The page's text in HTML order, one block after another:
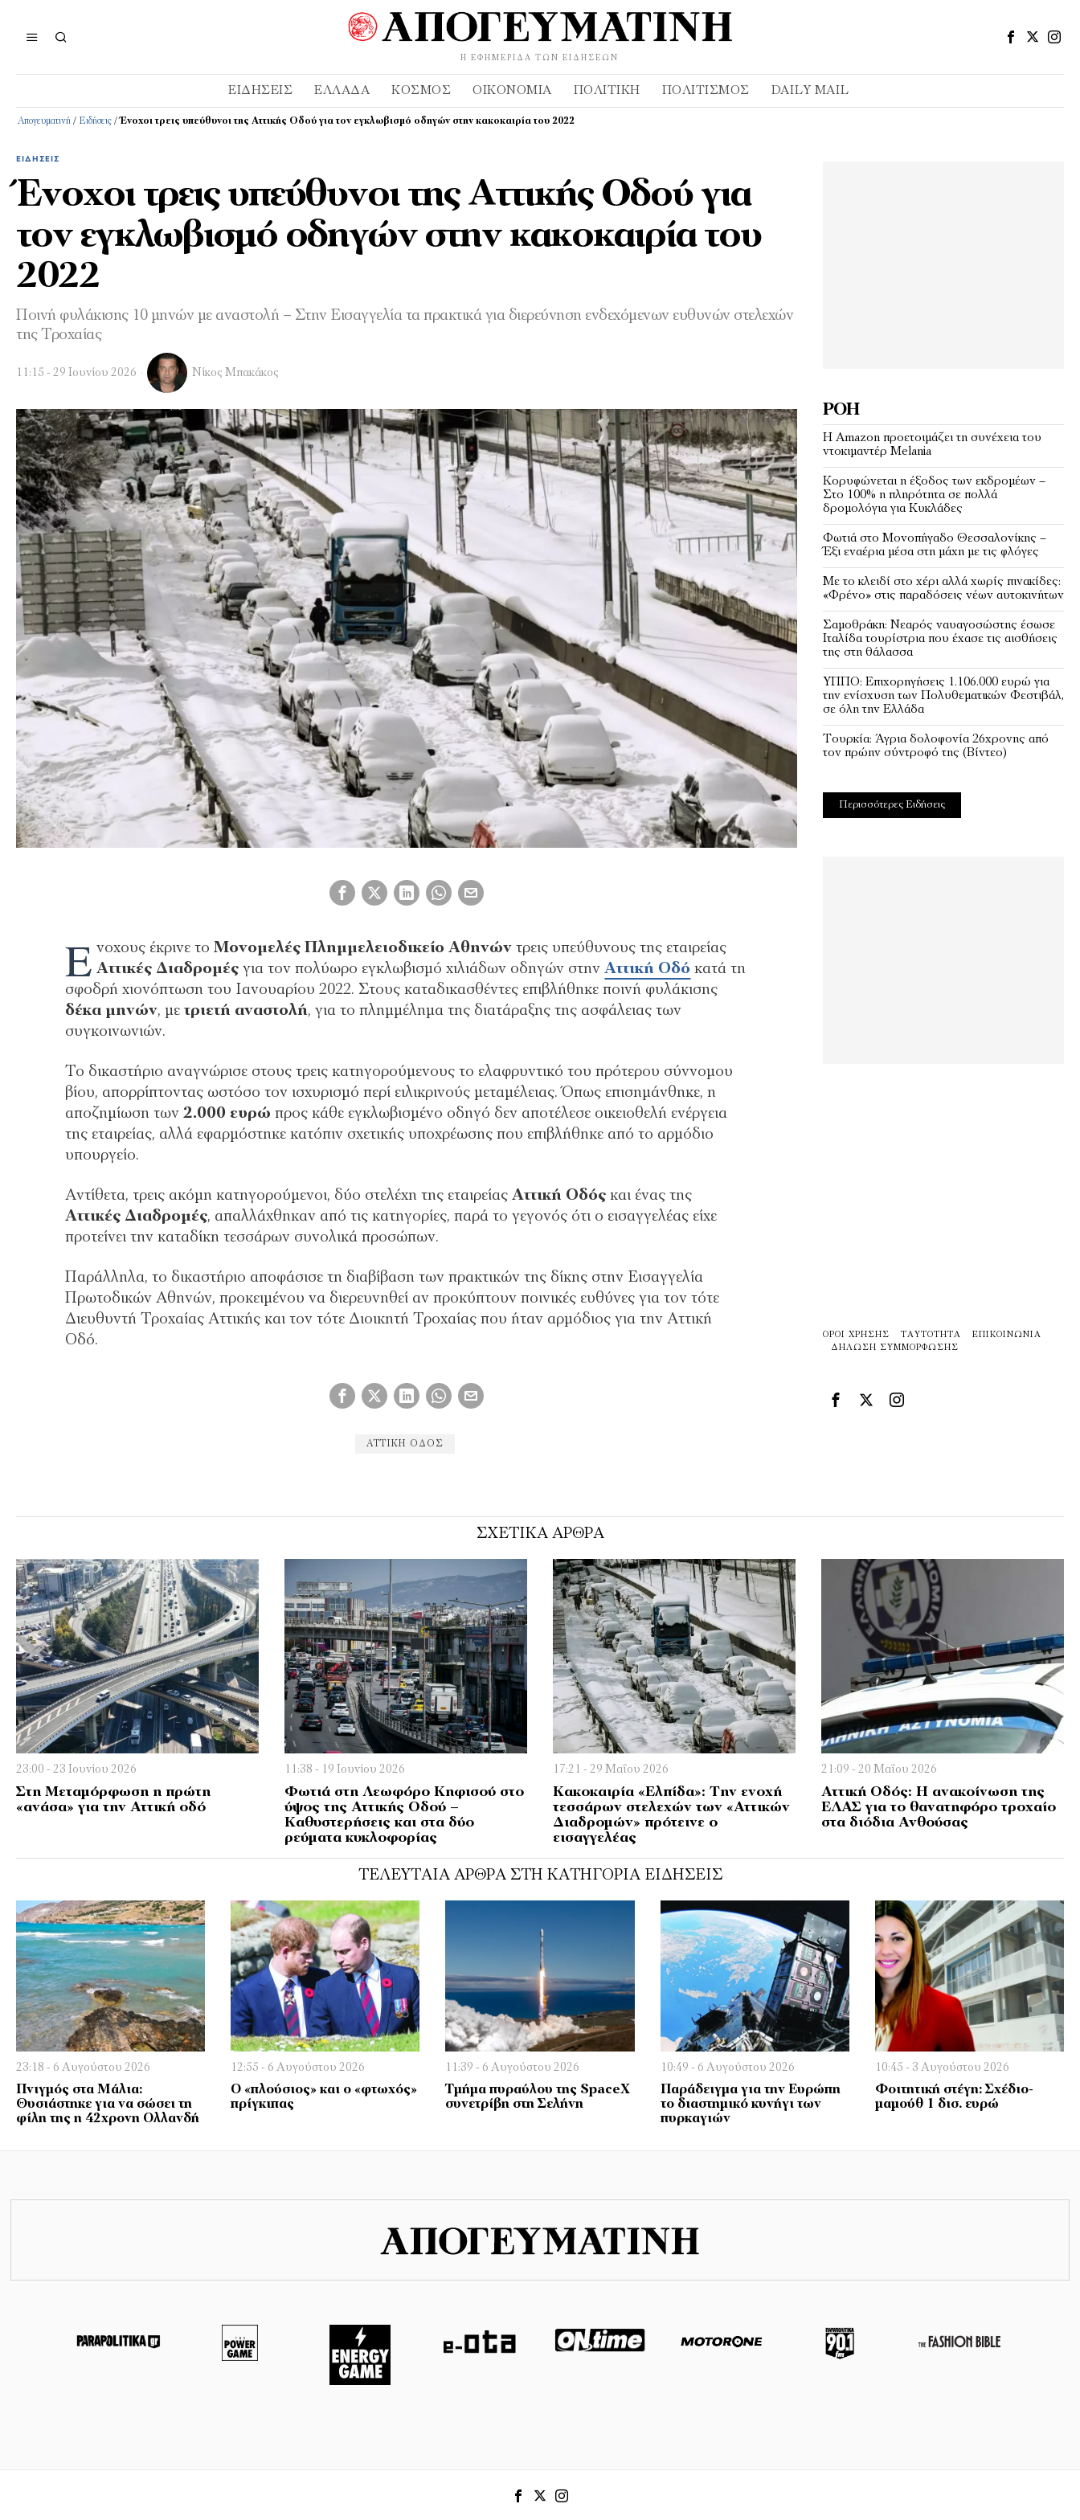
Η ΕΦΗΜΕΡΊΔΑ ΤΩΝ ΕΙΔΉΣΕΩΝ
ΕΙΔΉΣΕΙΣ ΕΛΛΆΔΑ ΚΌΣΜΟΣ ΟΙΚΟΝΟΜΊΑ ΠΟΛΙΤΙΚΉ ΠΟΛΙΤΙΣΜΌΣ DAILY MAIL
Απογευματινή / Ειδήσεις /Ένοχοι τρεις υπεύθυνοι της Αττικής Οδού για τον εγκλωβισμό οδηγών στην κακοκαιρία του 2022
ΕΙΔΉΣΕΙΣ
Ένοχοι τρεις υπεύθυνοι της Αττικής Οδού για
τον εγκλωβισμό οδηγών στην κακοκαιρία του
2022
Ποινή φυλάκισης 10 μηνών με αναστολή – Στην Εισαγγελία τα πρακτικά για διερεύνηση ενδεχόμενων ευθυνών στελεχών
της Τροχαίας
11:15 - 29 Ιουνίου 2026 Νίκος Μπακάκος
Έ νοχους έκρινε τοΜονομελές Πλημμελειοδικείο Αθηνών τρεις υπεύθυνους της εταιρείας
Αττικές Διαδρομές για τον πολύωρο εγκλωβισμό χιλιάδων οδηγών στηνΑττική Οδό κατά τη
σφοδρή χιονόπτωση του Ιανουαρίου 2022. Στους καταδικασθέντες επιβλήθηκε ποινή φυλάκισης
δέκα μηνών, μετριετή αναστολή, για το πλημμέλημα της διατάραξης της ασφάλειας των
συγκοινωνιών.
Το δικαστήριο αναγνώρισε στους τρεις κατηγορούμενους το ελαφρυντικό του πρότερου σύννομου
βίου, απορρίπτοντας ωστόσο τον ισχυρισμό περί ειλικρινούς μεταμέλειας. Όπως επισημάνθηκε, η
αποζημίωση των 2.000 ευρώ προς κάθε εγκλωβισμένο οδηγό δεν αποτέλεσε οικειοθελή ενέργεια
της εταιρείας, αλλά εφαρμόστηκε κατόπιν σχετικής υποχρέωσης που επιβλήθηκε από το αρμόδιο
υπουργείο.
Αντίθετα, τρεις ακόμη κατηγορούμενοι, δύο στελέχη της εταιρείας Αττική Οδόςκαι ένας της
Αττικές Διαδρομές, απαλλάχθηκαν από τις κατηγορίες, παρά το γεγονός ότι ο εισαγγελέας είχε
προτείνει την καταδίκη τεσσάρων συνολικά προσώπων.
Παράλληλα, το δικαστήριο αποφάσισε τη διαβίβαση των πρακτικών της δίκης στην Εισαγγελία
Πρωτοδικών Αθηνών, προκειμένου να διερευνηθεί αν προκύπτουν ποινικές ευθύνες για τον τότε
Διευθυντή Τροχαίας Αττικής και τον τότε Διοικητή Τροχαίας που ήταν αρμόδιος για την Αττική
Οδό.
ΑΤΤΙΚΉ ΟΔΟΣ
ΡΟΉ
Η Amazon προετοιμάζει τη συνέχεια του
ντοκιμαντέρ Melania
Κορυφώνεται η έξοδος των εκδρομέων –
Στο 100% η πληρότητα σε πολλά
δρομολόγια για Κυκλάδες
Φωτιά στο Μονοπήγαδο Θεσσαλονίκης –
Έξι εναέρια μέσα στη μάχη με τις φλόγες
Με το κλειδί στο χέρι αλλά χωρίς πινακίδες:
«Φρένο» στις παραδόσεις νέων αυτοκινήτων
Σαμοθράκη: Νεαρός ναυαγοσώστης έσωσε
Ιταλίδα τουρίστρια που έχασε τις αισθήσεις
της στη θάλασσα
ΥΠΠΟ: Επιχορηγήσεις 1.106.000 ευρώ για
την ενίσχυση των Πολυθεματικών Φεστιβάλ,
σε όλη την Ελλάδα
Τουρκία: Άγρια δολοφονία 26χρονης από
τον πρώην σύντροφό της (Βίντεο)
Περισσότερες Ειδήσεις
ΌΡΟΙ ΧΡΉΣΗΣ ΤΑΥΤΌΤΗΤΑ
ΕΠΙΚΟΙΝΩΝΊΑ
ΔΉΛΩΣΗ ΣΥΜΜΌΡΦΩΣΗΣ
ΣΧΕΤΙΚΑ ΑΡΘΡΑ
23:00 - 23 Ιουνίου 2026
Στη Μεταμόρφωση η πρώτη
«ανάσα» για την Αττική οδό
11:38 - 19 Ιουνίου 2026
Φωτιά στη Λεωφόρο Κηφισού στο
ύψος της Αττικής Οδού –
Καθυστερήσεις και στα δύο
ρεύματα κυκλοφορίας
17:21 - 29 Μαΐου 2026
Κακοκαιρία «Ελπίδα»: Την ενοχή
τεσσάρων στελεχών των «Αττικών
Διαδρομών» πρότεινε ο
εισαγγελέας
21:09 - 20 Μαΐου 2026
Αττική Οδός: Η ανακοίνωση της
ΕΛΑΣ για το θανατηφόρο τροχαίο
στα διόδια Ανθούσας
ΤΕΛΕΥΤΑΊΑ ΆΡΘΡΑ ΣΤΗ ΚΑΤΗΓΟΡΊΑ ΕΙΔΉΣΕΙΣ
23:18 - 6 Αυγούστου 2026
Πνιγμός στα Μάλια:
Θυσιάστηκε για να σώσει τη
φίλη της η 42χρονη Ολλανδή
12:55 - 6 Αυγούστου 2026
Ο «πλούσιος» και ο «φτωχός»
πρίγκιπας
11:39 - 6 Αυγούστου 2026
Τμήμα πυραύλου της SpaceX
συνετρίβη στη Σελήνη
10:49 - 6 Αυγούστου 2026
Παράδειγμα για την Ευρώπη
το διαστημικό κυνήγι των
πυρκαγιών
10:45 - 3 Αυγούστου 2026
Φοιτητική στέγη: Σχέδιο-
μαμούθ 1 δισ. ευρώ